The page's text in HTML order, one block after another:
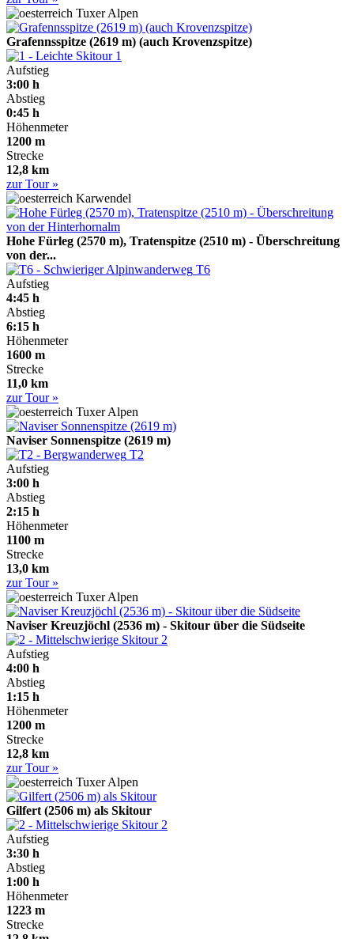
Tuxer Alpen
Grafennsspitze (2619 m) (auch Krovenzspitze)
1
Aufstieg
3:00 h
Abstieg
0:45 h
Höhenmeter
1200 m
Strecke
12,8 km
zur Tour »
Karwendel
Hohe Fürleg (2570 m), Tratenspitze (2510 m) - Überschreitung
von der...
T6
Aufstieg
4:45 h
Abstieg
6:15 h
Höhenmeter
1600 m
Strecke
11,0 km
zur Tour »
Tuxer Alpen
Naviser Sonnenspitze (2619 m)
T2
Aufstieg
3:00 h
Abstieg
2:15 h
Höhenmeter
1100 m
Strecke
13,0 km
zur Tour »
Tuxer Alpen
Naviser Kreuzjöchl (2536 m) - Skitour über die Südseite
2
Aufstieg
4:00 h
Abstieg
1:15 h
Höhenmeter
1200 m
Strecke
12,8 km
zur Tour »
Tuxer Alpen
Gilfert (2506 m) als Skitour
2
Aufstieg
3:30 h
Abstieg
1:00 h
Höhenmeter
1223 m
Strecke